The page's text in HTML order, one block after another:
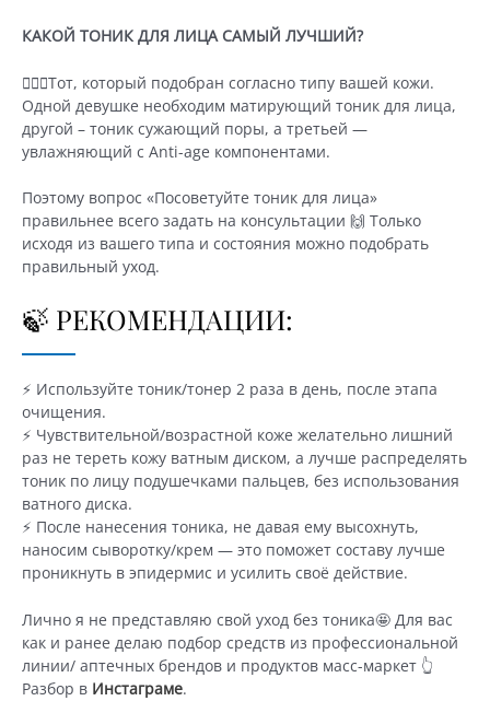
КАКОЙ ТОНИК ДЛЯ ЛИЦА САМЫЙ ЛУЧШИЙ?
🙋🏼‍♀️Тот, который подобран согласно типу вашей кожи.
Одной девушке необходим матирующий тоник для лица,
другой – тоник сужающий поры, а третьей —
увлажняющий с Anti-age компонентами.
Поэтому вопрос «Посоветуйте тоник для лица»
правильнее всего задать на консультации 🙌 Только
исходя из вашего типа и состояния можно подобрать
правильный уход.
🍃 РЕКОМЕНДАЦИИ:
⚡️ Используйте тоник/тонер 2 раза в день, после этапа
очищения.
⚡️ Чувствительной/возрастной коже желательно лишний
раз не тереть кожу ватным диском, а лучше распределять
тоник по лицу подушечками пальцев, без использования
ватного диска.
⚡️ После нанесения тоника, не давая ему высохнуть,
наносим сыворотку/крем — это поможет составу лучше
проникнуть в эпидермис и усилить своё действие.
Лично я не представляю свой уход без тоника🤩 Для вас
как и ранее делаю подбор средств из профессиональной
линии/ аптечных брендов и продуктов масс-маркет 👆
Разбор в Инстаграме.